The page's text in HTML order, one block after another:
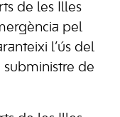
de les Illes
pel
l’ús del
subministre de